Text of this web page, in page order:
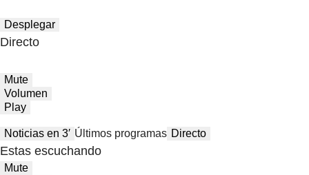
Desplegar
Directo
Mute
Volumen
Play
Noticias en 3′ Últimos programas Directo
Estas escuchando
Mute